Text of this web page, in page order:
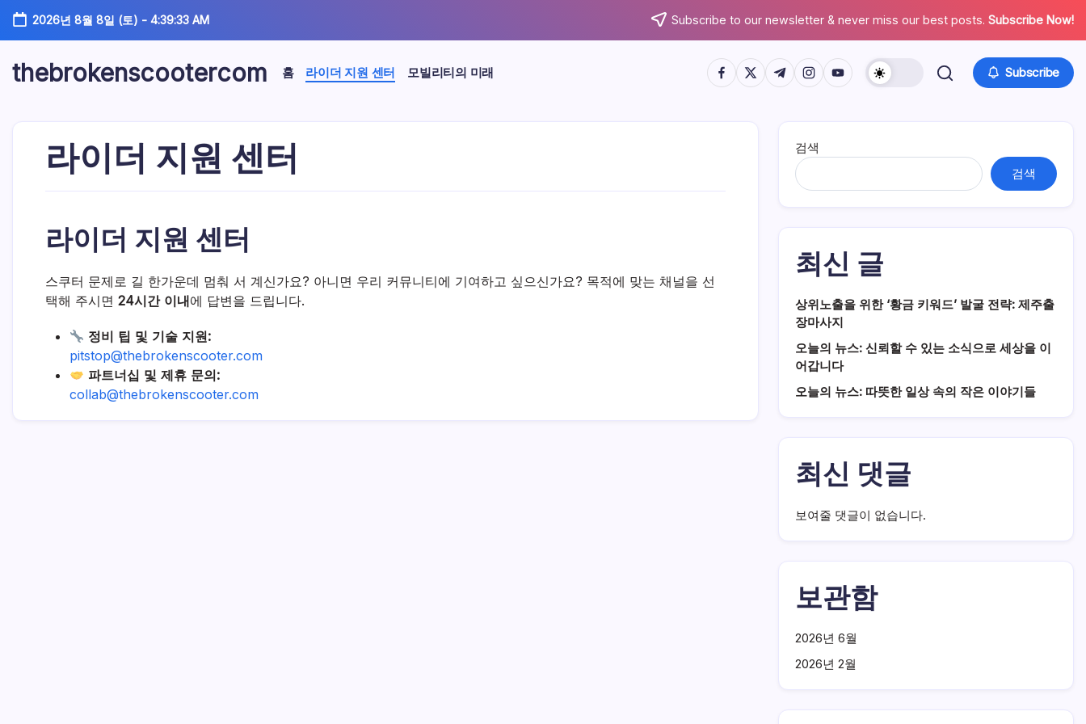
으
2026년 8월 8일 (토) - 4:39:33 AM Subscribe to our newsletter & never miss our best posts. Subscribe Now!
thebrokenscootercom 홈 라이더 지원 센터 모빌리티의 미래 https://www.facebook.com/
https://twitter.com/
https://t.me/
https://www.instagram.com/
https://youtube.com/ Subscribe
라이더 지원 센터
라이더 지원 센터
스쿠터 문제로 길 한가운데 멈춰 서 계신가요? 아니면 우리 커뮤니티에 기여하고 싶으신가요? 목적에 맞는 채널을 선
택해 주시면 24시간 이내에 답변을 드립니다.
정비 팁 및 기술 지원:
pitstop@thebrokenscooter.com
파트너십 및 제휴 문의:
collab@thebrokenscooter.com
검색
검색
최신 글
상위노출을 위한 ‘황금 키워드’ 발굴 전략: 제주출
장마사지
오늘의 뉴스: 신뢰할 수 있는 소식으로 세상을 이
어갑니다
오늘의 뉴스: 따뜻한 일상 속의 작은 이야기들
최신 댓글
보여줄 댓글이 없습니다.
보관함
2026년 6월
2026년 2월